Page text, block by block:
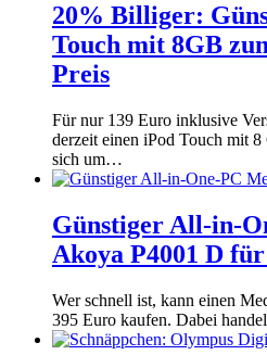
20% Billiger:
Touch mit 8GB
Preis
Für nur 139 Euro inklusive
derzeit einen iPod Touch mit
sich um…
Günstiger All-in-
Akoya P4001 D
Wer schnell ist, kann einen
395 Euro kaufen. Dabei